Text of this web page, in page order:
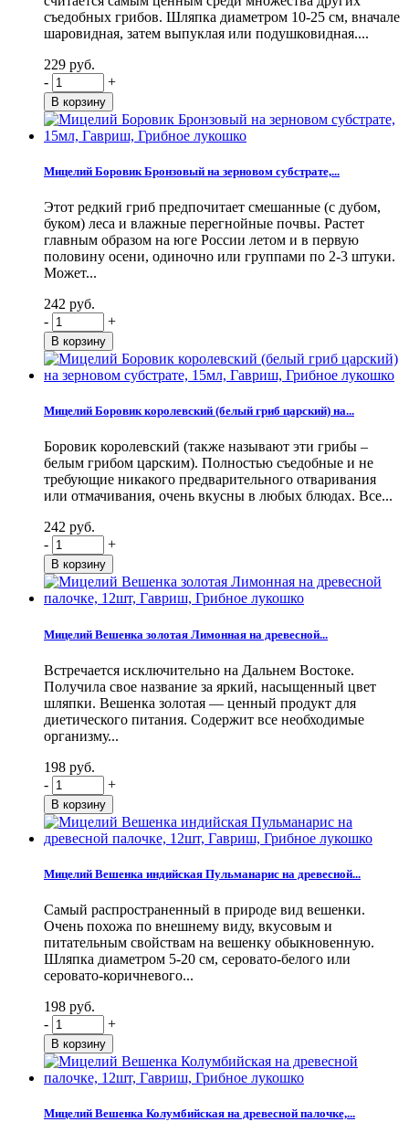
съедобных грибов. Шляпка диаметром 10-25 см, вначале
шаровидная, затем выпуклая или подушковидная....
229 руб.
-
+
Мицелий Боровик Бронзовый на зерновом субстрате,...
Этот редкий гриб предпочитает смешанные (с дубом,
буком) леса и влажные перегнойные почвы. Растет
главным образом на юге России летом и в первую
половину осени, одиночно или группами по 2-3 штуки.
Может...
242 руб.
-
+
Мицелий Боровик королевский (белый гриб царский) на...
Боровик королевский (также называют эти грибы –
белым грибом царским). Полностью съедобные и не
требующие никакого предварительного отваривания
или отмачивания, очень вкусны в любых блюдах. Все...
242 руб.
-
+
Мицелий Вешенка золотая Лимонная на древесной...
Встречается исключительно на Дальнем Востоке.
Получила свое название за яркий, насыщенный цвет
шляпки. Вешенка золотая — ценный продукт для
диетического питания. Содержит все необходимые
организму...
198 руб.
-
+
Мицелий Вешенка индийская Пульманарис на древесной...
Самый распространенный в природе вид вешенки.
Очень похожа по внешнему виду, вкусовым и
питательным свойствам на вешенку обыкновенную.
Шляпка диаметром 5-20 см, серовато-белого или
серовато-коричневого...
198 руб.
-
+
Мицелий Вешенка Колумбийская на древесной палочке,...